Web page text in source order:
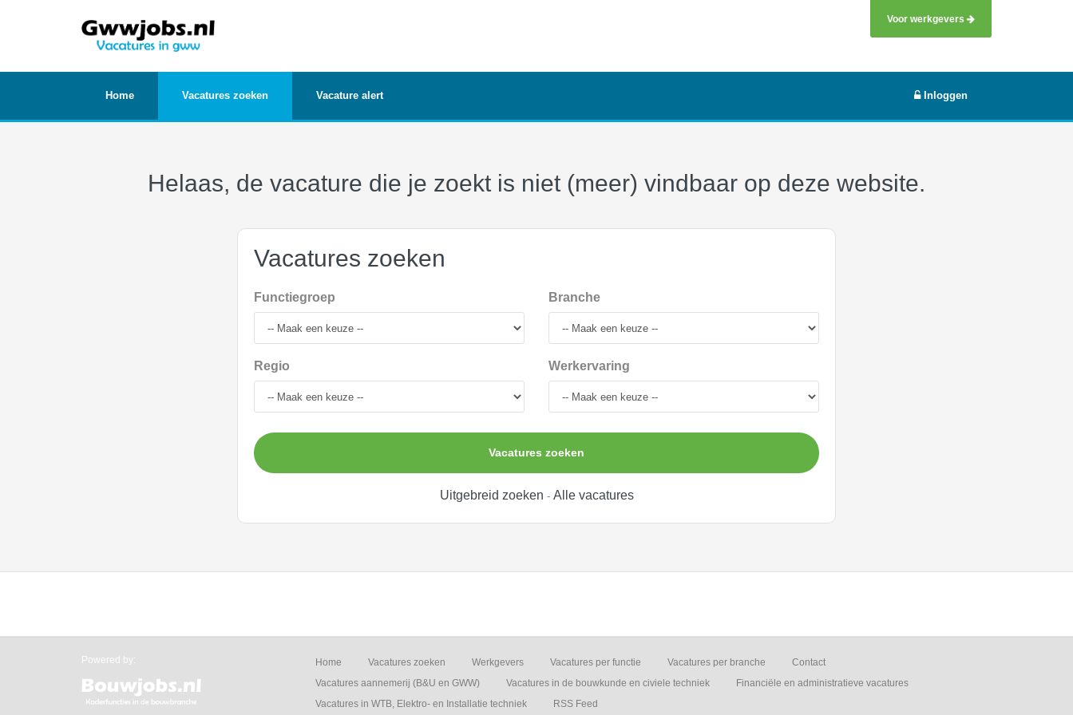
Voor werkgevers
Home Vacatures zoeken Vacature alert Inloggen
Helaas, de vacature die je zoekt is niet (meer) vindbaar op deze website.
Vacatures zoeken
Functiegroep Branche
Regio Werkervaring
Vacatures zoeken
Uitgebreid zoeken - Alle vacatures
Powered by: Home Vacatures zoeken Werkgevers Vacatures per functie Vacatures per branche
Contact
Vacatures aannemerij (B&U en GWW)
Vacatures in de bouwkunde en civiele techniek
Financiële en administratieve vacatures
Vacatures in WTB, Elektro- en Installatie techniek
RSS Feed